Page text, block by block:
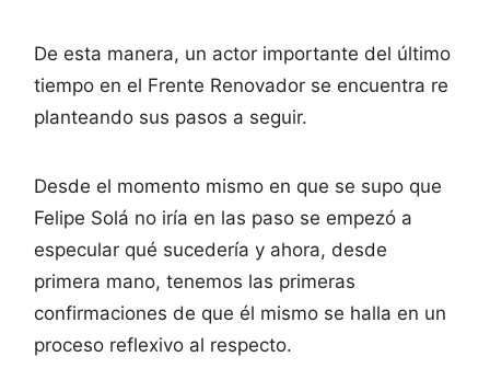
De esta manera, un actor importante del último
tiempo en el Frente Renovador se encuentra re
planteando sus pasos a seguir.
Desde el momento mismo en que se supo que
Felipe Solá no iría en las paso se empezó a
especular qué sucedería y ahora, desde
primera mano, tenemos las primeras
confirmaciones de que él mismo se halla en un
proceso reflexivo al respecto.